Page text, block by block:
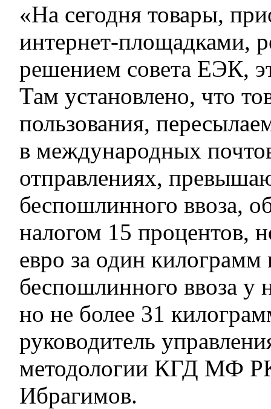
«На сегодня товары,
интернет-площадками,
решением совета ЕЭК,
Там установлено, что
пользования,
в международных
отправлениях,
беспошлинного ввоза,
налогом 15 процентов,
евро за один килограмм
беспошлинного ввоза у
но не более 31
руководитель
методологии КГД МФ
Ибрагимов.